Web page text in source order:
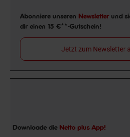
Newsletter Anmeldung
Abonniere unseren Newsletter und
dir einen 15 €**-Gutschein!
Jetzt zum Newsletter
Downloade die Netto plus App!